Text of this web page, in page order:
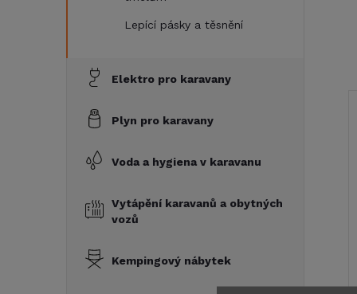
Lepící pásky a těsnění
Elektro pro karavany
Plyn pro karavany
Voda a hygiena v karavanu
Vytápění karavanů a obytných
vozů
Kempingový nábytek